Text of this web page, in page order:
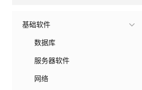
基础软件
数据库
服务器软件
网络